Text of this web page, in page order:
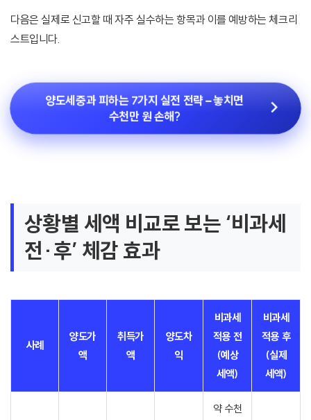
다음은 실제로 신고할 때 자주 실수하는 항목과 이를 예방하는 체크리
스트입니다.
양도세중과 피하는 7가지 실전 전략 – 놓치면
수천만 원 손해?
상황별 세액 비교로 보는 ‘비과세
전·후’ 체감 효과
사례
양도가
액
취득가
액
양도차
익
비과세
적용 전
(예상
세액)
비과세
적용 후
(실제
세액)
약 수천